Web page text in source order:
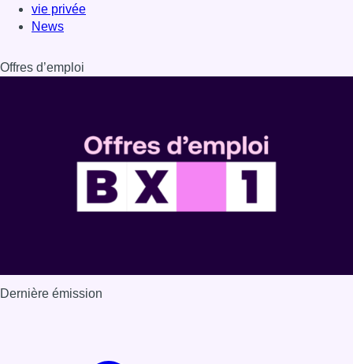
vie privée
News
Offres d’emploi
Dernière émission